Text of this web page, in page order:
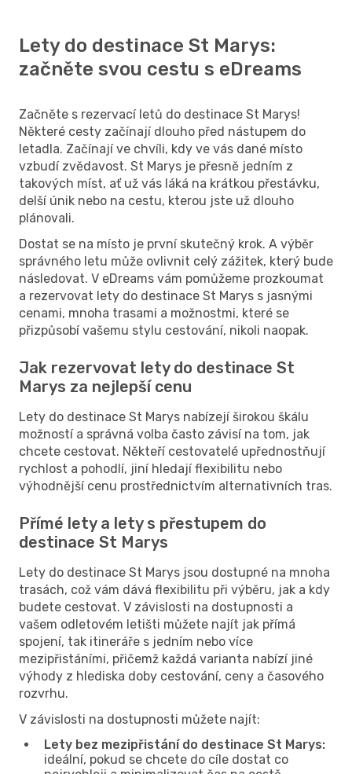
Lety do destinace St Marys:
začněte svou cestu s eDreams
Začněte s rezervací letů do destinace St Marys!
Některé cesty začínají dlouho před nástupem do
letadla. Začínají ve chvíli, kdy ve vás dané místo
vzbudí zvědavost. St Marys je přesně jedním z
takových míst, ať už vás láká na krátkou přestávku,
delší únik nebo na cestu, kterou jste už dlouho
plánovali.
Dostat se na místo je první skutečný krok. A výběr
správného letu může ovlivnit celý zážitek, který bude
následovat. V eDreams vám pomůžeme prozkoumat
a rezervovat lety do destinace St Marys s jasnými
cenami, mnoha trasami a možnostmi, které se
přizpůsobí vašemu stylu cestování, nikoli naopak.
Jak rezervovat lety do destinace St
Marys za nejlepší cenu
Lety do destinace St Marys nabízejí širokou škálu
možností a správná volba často závisí na tom, jak
chcete cestovat. Někteří cestovatelé upřednostňují
rychlost a pohodlí, jiní hledají flexibilitu nebo
výhodnější cenu prostřednictvím alternativních tras.
Přímé lety a lety s přestupem do
destinace St Marys
Lety do destinace St Marys jsou dostupné na mnoha
trasách, což vám dává flexibilitu při výběru, jak a kdy
budete cestovat. V závislosti na dostupnosti a
vašem odletovém letišti můžete najít jak přímá
spojení, tak itineráře s jedním nebo více
mezipřistáními, přičemž každá varianta nabízí jiné
výhody z hlediska doby cestování, ceny a časového
rozvrhu.
V závislosti na dostupnosti můžete najít:
Lety bez mezipřistání do destinace St Marys:
ideální, pokud se chcete do cíle dostat co